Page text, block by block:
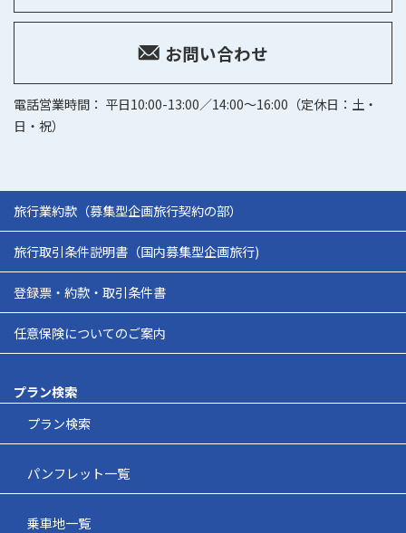
お問い合わせ
電話営業時間： 平日10:00-13:00／14:00～16:00（定休日：土・
日・祝）
旅行業約款（募集型企画旅行契約の部）
旅行取引条件説明書（国内募集型企画旅行)
登録票・約款・取引条件書
任意保険についてのご案内
プラン検索
プラン検索
パンフレット一覧
乗車地一覧